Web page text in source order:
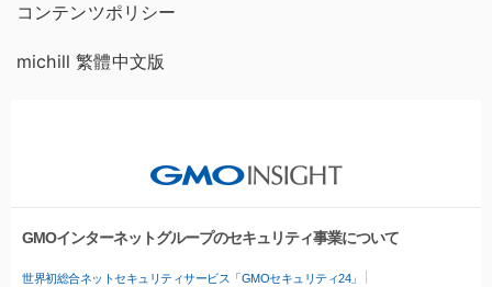
コンテンツポリシー
michill 繁體中文版
GMOインターネットグループのセキュリティ事業について
世界初総合ネットセキュリティサービス「GMOセキュリティ24」